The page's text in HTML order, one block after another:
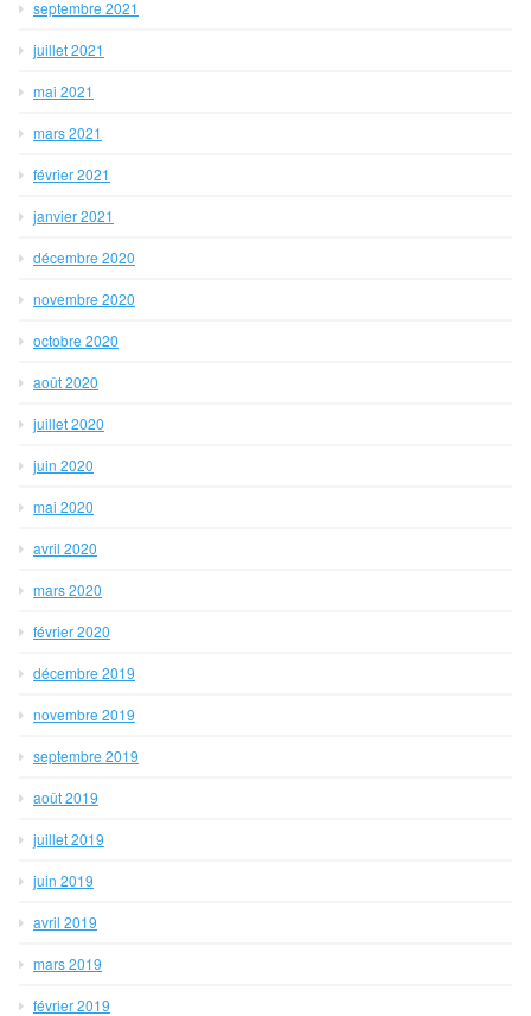
septembre 2021
juillet 2021
mai 2021
mars 2021
février 2021
janvier 2021
décembre 2020
novembre 2020
octobre 2020
août 2020
juillet 2020
juin 2020
mai 2020
avril 2020
mars 2020
février 2020
décembre 2019
novembre 2019
septembre 2019
août 2019
juillet 2019
juin 2019
avril 2019
mars 2019
février 2019